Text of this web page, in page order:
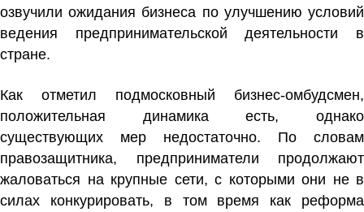
озвучили ожидания бизнеса по улучшению условий
ведения предпринимательской деятельности в
стране.
Как отметил подмосковный бизнес-омбудсмен,
положительная динамика есть, однако
существующих мер недостаточно. По словам
правозащитника, предприниматели продолжают
жаловаться на крупные сети, с которыми они не в
силах конкурировать, в том время как реформа